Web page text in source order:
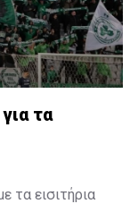
τα
τα εισιτήρια